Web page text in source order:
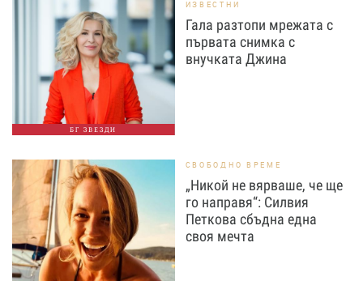
БГ ЗВЕЗДИ
ИЗВЕСТНИ
Гала разтопи мрежата с
първата снимка с
внучката Джина
СВОБОДНО ВРЕМЕ
„Никой не вярваше, че ще
го направя“: Силвия
Петкова сбъдна една
своя мечта